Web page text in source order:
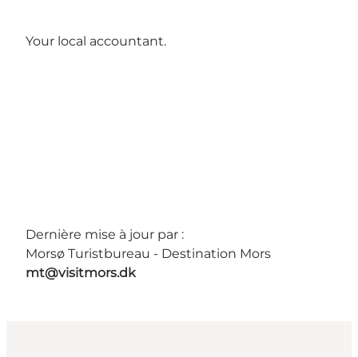
Your local accountant.
Dernière mise à jour par :
Morsø Turistbureau - Destination Mors
mt@visitmors.dk